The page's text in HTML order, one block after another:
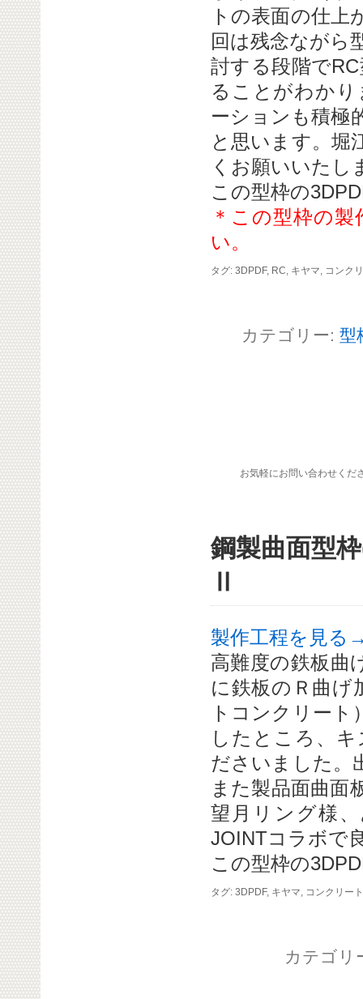
トの表面の仕上
回は残念ながら
討する段階で
ることがわか
ーションも積極
と思います。堀
くお願いいたし
この型枠の
＊この型枠の
い。
タグ: 3DPDF, RC, キヤマ, コンク
カテゴリー: 型
お気軽にお問い合わせくだ
鋼製曲面型
製作工程を見る
高難度の鉄板曲
に鉄板のＲ曲げ
トコンクリート
したところ、
ださいました。
また製品面曲面
望月リング様
JOINTコラボで
この型枠の
タグ: 3DPDF, キヤマ コンクリート
カテゴリ